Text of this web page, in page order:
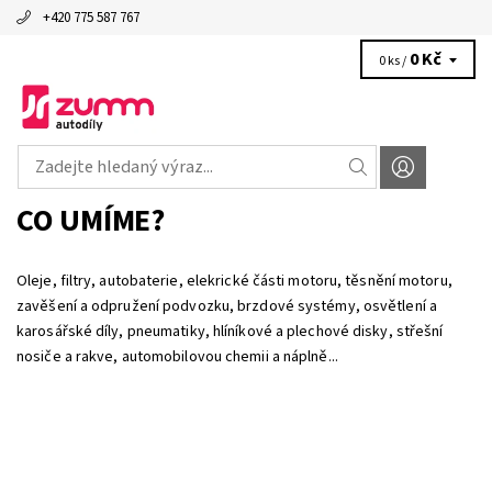
+420 775 587 767
0 ks / 0 Kč
CO UMÍME?
Oleje, filtry, autobaterie, elekrické části motoru, těsnění motoru,
zavěšení a odpružení podvozku, brzdové systémy, osvětlení a
karosářské díly, pneumatiky, hlíníkové a plechové disky, střešní
nosiče a rakve, automobilovou chemii a náplně...